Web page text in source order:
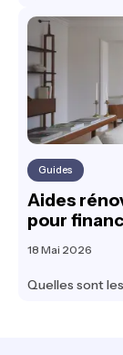
Guides
Aides
pour
18 Mai 2026
Quelles sont